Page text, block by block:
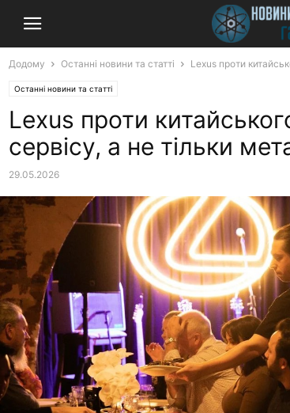
Додому Останні новини та статті Lexus проти
Останні новини та статті
Lexus проти
сервісу, а не тільки
29.05.2026